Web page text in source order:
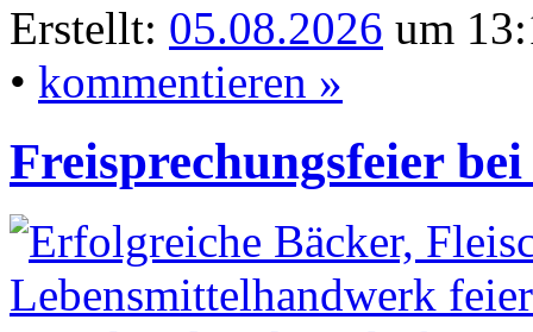
Erstellt: 05.08.2026 um
• kommentieren »
Freisprechungsfeier